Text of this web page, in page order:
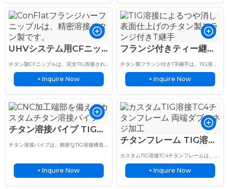
UHVシステム用CFニッ
プル 完全TIG溶接チタン
ハーフニップル
チタン製CFニップルは、完全TIG溶接され
たConFlatフランジを採用しており、要求
の厳しい超高真空用途において、漏れのな
い高純度性能を実現します。.
+ Inquire Now
フランジ付きティー継手
プレミアムチタン TIG溶
接、精密フランジ付き
チタン製フランジ付きT字継手は、TIG溶接
構造、つや消し仕上げ、精密機械加工され
たフランジを備え、要求の厳しい産業用配
管システムに対応します。.
+ Inquire Now
チタン溶接パイプ TIG曲
げ管アセンブリ CNC加工
チタン溶接パイプは、精密なTIG溶接構造、
対応します。.+ Inquire Now
チタンフレーム TIG溶接
TC4 両端ダブルねじ加工
サンドブラスト仕上げ
カスタムTIG溶接TC4チタンフレームは、両
端ダブルネジ加工、精密溶接、サンドブラ
スト仕上げを特徴とし、軽量で耐食性に優
れた性能を発揮します。.
+ Inquire Now